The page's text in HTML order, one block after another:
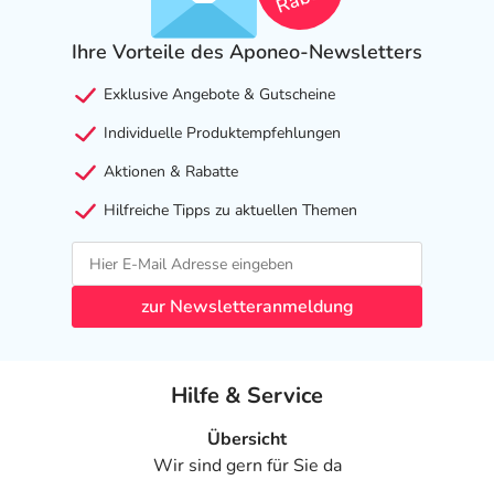
Ihre Vorteile des Aponeo-Newsletters
Exklusive Angebote & Gutscheine
Individuelle Produktempfehlungen
Aktionen & Rabatte
Hilfreiche Tipps zu aktuellen Themen
zur Newsletteranmeldung
Hilfe & Service
Übersicht
Wir sind gern für Sie da